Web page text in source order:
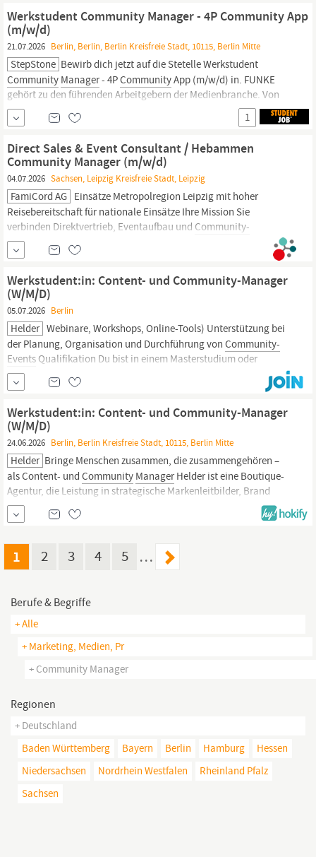
Eigeninitiative & Lust, dich aktiv
Werkstudent Community Manager - 4P Community App
(m/w/d)
21.07.2026 Berlin, Berlin, Berlin Kreisfreie Stadt, 10115, Berlin Mitte
StepStone Bewirb dich jetzt auf die Stetelle Werkstudent
Community Manager- 4PCommunityApp (m/w/d) in. FUNKE
gehört zu den führenden Arbeitgebern der Medienbranche. Von
Online-Portalen über Zeitungen und Zeitschriften bis hin zu Radio
und Podcast – die Vielfalt unserer Titel, Marken und Genres ist
1
Direct Sales & Event Consultant / Hebammen
Community Manager (m/w/d)
04.07.2026 Sachsen, Leipzig Kreisfreie Stadt, Leipzig
FamiCord AG Einsätze Metropolregion Leipzig mit hoher
Reisebereitschaft für nationale Einsätze Ihre Mission Sie
verbinden Direktvertrieb, Eventaufbau und Community-
Management
mit einem gezielten Ausbau unseres Netzwerks im
Hebammenumfeld. Als Hebamme kennen Sie die Bedürfnisse,
Werkstudent:in: Content- und Community-Manager
(W/M/D)
05.07.2026 Berlin
Helder Webinare, Workshops, Online-Tools) Unterstützung bei
der Planung, Organisation und Durchführung von Community-
Events Qualifikation Du bist in einem Masterstudium oder
höherem Semester eines Bachelorstudiengangs im Bereich (oder
ähnliche): Marketing, Kommunikationswissenschaften,
Marketing,...
Werkstudent:in: Content- und Community-Manager
(W/M/D)
24.06.2026 Berlin, Berlin Kreisfreie Stadt, 10115, Berlin Mitte
Helder Bringe Menschen zusammen, die zusammengehören –
als Content- und Community ManagerHelder ist eine Boutique-
Agentur, die Leistung in strategische Markenleitbilder, Brand
Design und Narrative übersetzt, damit Marke Unterschied macht.
Wenn du Lust hast, dich mit uns als Branding-Enabler in DACH zu
Community
Manager(Werkstudent:in) bist du
1 2 3 4 5 …
Berufe & Begriffe
+ Alle
+ Marketing, Medien, Pr
+ Community Manager
Regionen
+ Deutschland
Baden Württemberg
Bayern Berlin Hamburg
Hessen
Niedersachsen
Nordrhein Westfalen
Rheinland Pfalz
Sachsen